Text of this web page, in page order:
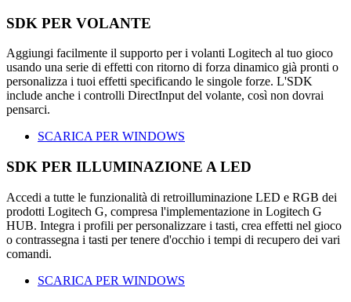
SDK PER VOLANTE
Aggiungi facilmente il supporto per i volanti Logitech al tuo gioco
usando una serie di effetti con ritorno di forza dinamico già pronti o
personalizza i tuoi effetti specificando le singole forze. L'SDK
include anche i controlli DirectInput del volante, così non dovrai
pensarci.
SCARICA PER WINDOWS
SDK PER ILLUMINAZIONE A LED
Accedi a tutte le funzionalità di retroilluminazione LED e RGB dei
prodotti Logitech G, compresa l'implementazione in Logitech G
HUB. Integra i profili per personalizzare i tasti, crea effetti nel gioco
o contrassegna i tasti per tenere d'occhio i tempi di recupero dei vari
comandi.
SCARICA PER WINDOWS